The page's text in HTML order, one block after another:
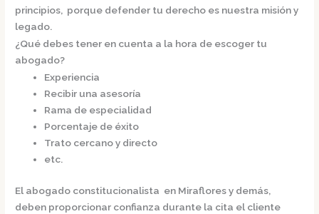
principios, porque defender tu derecho es nuestra misión y
legado.
¿Qué debes tener en cuenta a la hora de escoger tu
abogado?
Experiencia
Recibir una asesoría
Rama de especialidad
Porcentaje de éxito
Trato cercano y directo
etc.
El abogado constitucionalista en Mirafloresy demás,
deben proporcionar confianza durante la cita el cliente